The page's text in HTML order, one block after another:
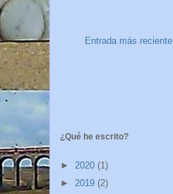
Entrada más reciente
¿Qué he escrito?
► 2020 (1)
► 2019 (2)